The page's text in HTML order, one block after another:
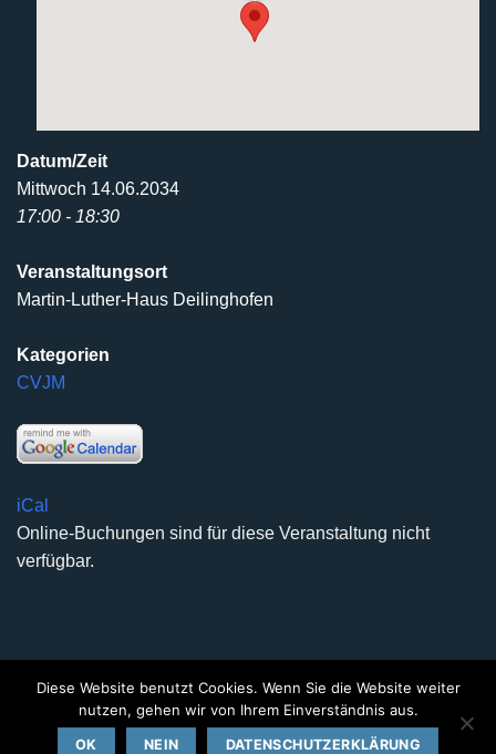
Datum/Zeit
Mittwoch 14.06.2034
17:00 - 18:30
Veranstaltungsort
Martin-Luther-Haus Deilinghofen
Kategorien
CVJM
iCal
Online-Buchungen sind für diese Veranstaltung nicht
verfügbar.
DATENSCHUTZERKLÄRUNG IMPRESSUM KONTAKT
Copyright 2026 ©Kirchengemeinde Deilinghofen- Design
Diese Website benutzt Cookies. Wenn Sie die Website weiter
nutzen, gehen wir von Ihrem Einverständnis aus.
OK NEIN DATENSCHUTZERKLÄRUNG